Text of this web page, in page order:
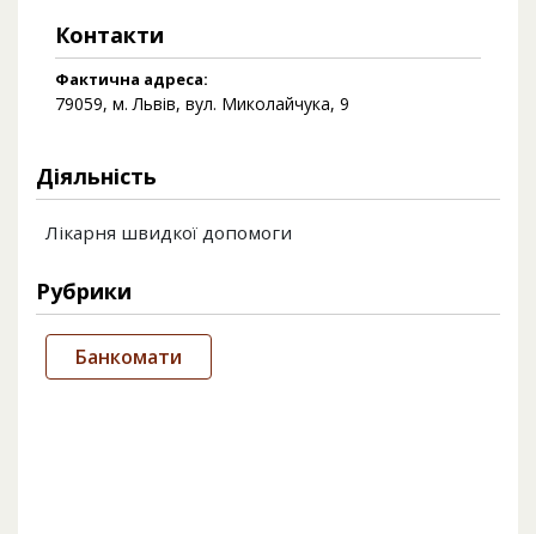
Контакти
Фактична адреса:
79059, м. Львів, вул. Миколайчука, 9
Діяльність
Лікарня швидкої допомоги
Рубрики
Банкомати